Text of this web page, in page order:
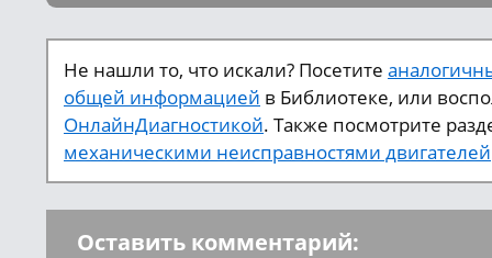
Не нашли то, что искали? Посетите
общей информацией в Библиотеке, или
ОнлайнДиагностикой. Также посмотрите
механическими неисправностями двигателей
Оставить комментарий: